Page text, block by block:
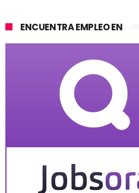
ENCUENTRA EMPLEO EN